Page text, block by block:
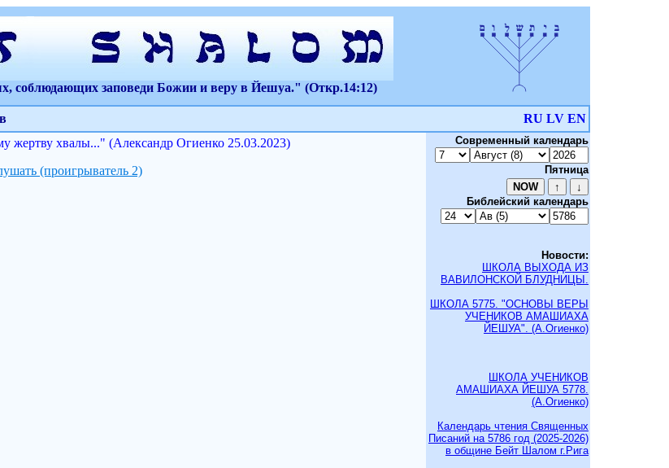
соблюдающих заповеди Божии и веру в Йешуа." (Откр.14:12)
RU LV EN
хвалы..." (Александр Огиенко 25.03.2023)
(проигрыватель 2)
Современный календарь
Пятница
Библейский календарь
Новости:
ШКОЛА ВЫХОДА ИЗ
ВАВИЛОНСКОЙ БЛУДНИЦЫ.
ШКОЛА 5775. "ОСНОВЫ ВЕРЫ
УЧЕНИКОВ АМАШИАХА
ЙЕШУА". (А.Огиенко)
ШКОЛА УЧЕНИКОВ
АМАШИАХА ЙЕШУА 5778.
(А.Огиенко)
Календарь чтения Священных
Писаний на 5786 год (2025-2026)
в общине Бейт Шалом г.Рига